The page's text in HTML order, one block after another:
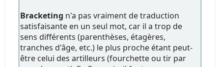
Bracketing n'a pas vraiment de traduction
satisfaisante en un seul mot, car il a trop de
sens différents (parenthèses, étagères,
tranches d'âge, etc.) le plus proche étant peut-
être celui des artilleurs (fourchette ou tir par